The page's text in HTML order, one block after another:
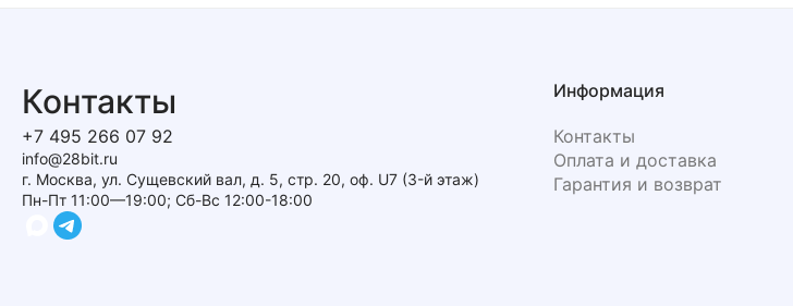
Контакты
+7 495 266 07 92
info@28bit.ru
г. Москва, ул. Сущевский вал, д. 5, стр. 20, оф. U7 (3-й этаж)
Пн-Пт 11:00—19:00; Сб-Вс 12:00-18:00
Информация
Контакты
Оплата и доставка
Гарантия и возврат